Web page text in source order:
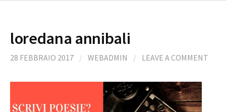
loredana annibali
28 FEBBRAIO 2017 / WEBADMIN / LEAVE A COMMENT